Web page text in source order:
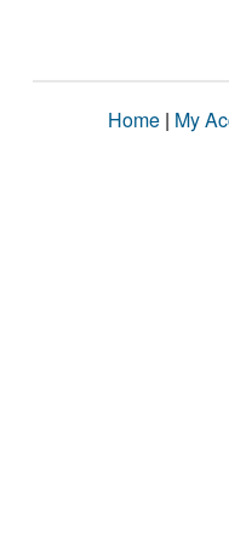
Home | My